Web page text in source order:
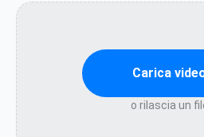
Carica
o rilascia un